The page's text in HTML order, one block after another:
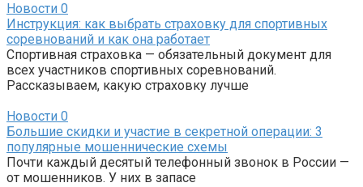
Новости 0
Инструкция: как выбрать страховку для спортивных
соревнований и как она работает
Спортивная страховка — обязательный документ для
всех участников спортивных соревнований.
Рассказываем, какую страховку лучше
Новости 0
Большие скидки и участие в секретной операции: 3
популярные мошеннические схемы
Почти каждый десятый телефонный звонок в России —
от мошенников. У них в запасе